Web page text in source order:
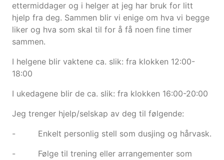
ettermiddager og i helger at jeg har bruk for litt
hjelp fra deg. Sammen blir vi enige om hva vi begge
liker og hva som skal til for å få noen fine timer
sammen.
I helgene blir vaktene ca. slik: fra klokken 12:00-
18:00
I ukedagene blir de ca. slik: fra klokken 16:00-20:00
Jeg trenger hjelp/selskap av deg til følgende:
- Enkelt personlig stell som dusjing og hårvask.
- Følge til trening eller arrangementer som